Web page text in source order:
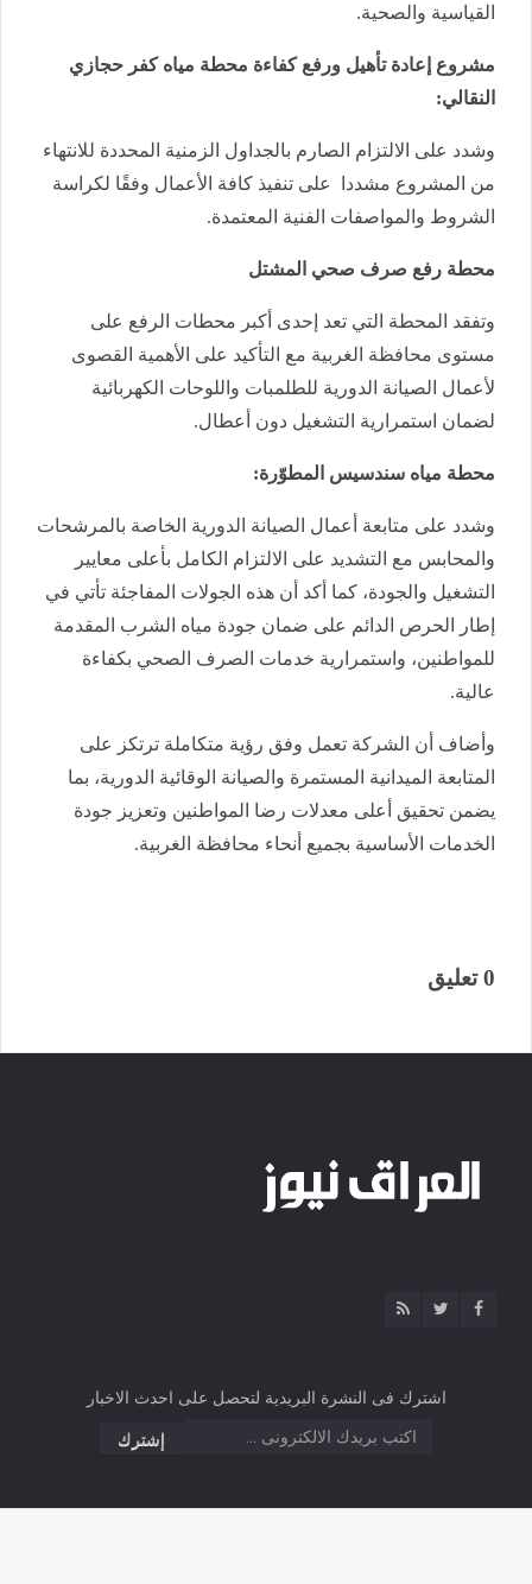
القياسية والصحية.
مشروع إعادة تأهيل ورفع كفاءة محطة مياه كفر حجازي
النقالي:
وشدد ​على الالتزام الصارم بالجداول الزمنية المحددة للانتهاء
من المشروع مشددا على تنفيذ كافة الأعمال وفقًا لكراسة
الشروط والمواصفات الفنية المعتمدة.
محطة رفع صرف صحي المشتل
و​تفقد المحطة التي تعد إحدى أكبر محطات الرفع على
مستوى محافظة الغربية مع ​التأكيد على الأهمية القصوى
لأعمال الصيانة الدورية للطلمبات واللوحات الكهربائية
لضمان استمرارية التشغيل دون أعطال.
محطة مياه سندسيس المطوّرة:
وشدد على ​متابعة أعمال الصيانة الدورية الخاصة بالمرشحات
والمحابس مع ​التشديد على الالتزام الكامل بأعلى معايير
التشغيل والجودة، كما أكد أن هذه الجولات المفاجئة تأتي في
إطار الحرص الدائم على ضمان جودة مياه الشرب المقدمة
للمواطنين، واستمرارية خدمات الصرف الصحي بكفاءة
عالية.
وأضاف أن الشركة تعمل وفق رؤية متكاملة ترتكز على
المتابعة الميدانية المستمرة والصيانة الوقائية الدورية، بما
يضمن تحقيق أعلى معدلات رضا المواطنين وتعزيز جودة
الخدمات الأساسية بجميع أنحاء محافظة الغربية.
0 تعليق
اشترك فى النشرة البريدية لتحصل على احدث الاخبار